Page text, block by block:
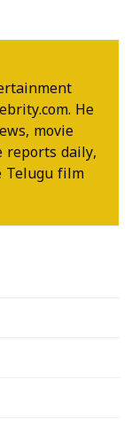
He
movie
reports daily,
Telugu film